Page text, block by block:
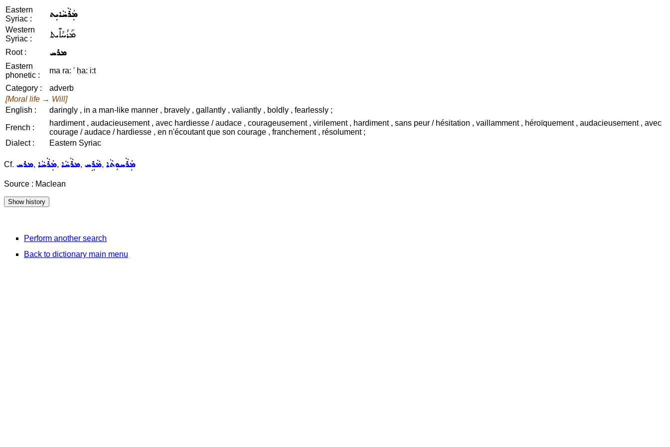
Eastern
Syriac :
ܡܲܪܵܚܵܐܝܼܬ
Western
Syriac :
ܡܰܪܳܚܳܐܺܝܬ
Root : ܡܪܚ
Eastern
phonetic :
ma ra: ' ḥa: i:t
Category :
adverb
[Moral life → Will]
English :
daringly , in a man-like manner , bravely , gallantly , valiantly , boldly , fearlessly ;
French :
hardiment , audacieusement , avec hardiesse / audace , courageusement , virilement , hardiment , sans peur / hésitation , vaillamment , héroïquement , audacieusement , avec
courage / audace / hardiesse , en n'écoutant que son courage , franchement , résolument ;
Dialect :
Eastern Syriac
Cf. ܡܪܚ, ܡܲܪܵܚܵܐ, ܡܪܵܚܵܐ, ܡܵܪܹܚ, ܡܲܪܵܚܘܼܬܵܐ
Source : Maclean
Perform another search
Back to dictionary main menu